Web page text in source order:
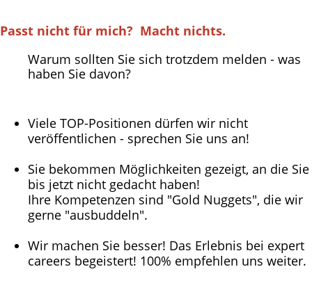
Passt nicht für mich? Macht nichts.
Warum sollten Sie sich trotzdem melden - was
haben Sie davon?
Viele TOP-Positionen dürfen wir nicht
veröffentlichen - sprechen Sie uns an!
Sie bekommen Möglichkeiten gezeigt, an die Sie
bis jetzt nicht gedacht haben!
Ihre Kompetenzen sind "Gold Nuggets", die wir
gerne "ausbuddeln".
Wir machen Sie besser! Das Erlebnis bei expert
careers begeistert! 100% empfehlen uns weiter.